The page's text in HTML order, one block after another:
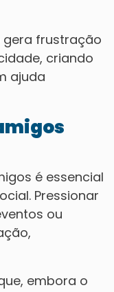
frustração
criando
ajuda
é essencial
Pressionar
ou
embora o